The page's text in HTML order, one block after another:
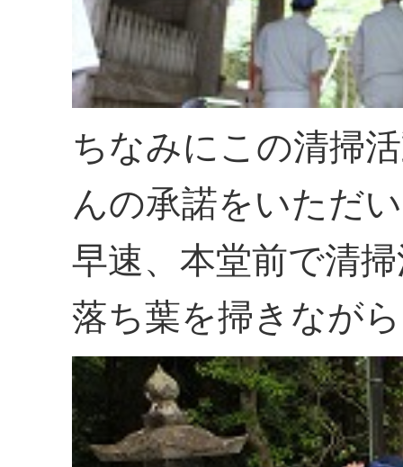
ちなみにこの清掃
んの承諾をいただ
早速、本堂前で清
落ち葉を掃きなが